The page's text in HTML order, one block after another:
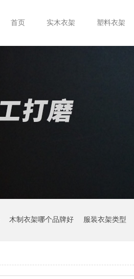
首页 实木衣架 塑料衣架
木制衣架哪个品牌好 服装衣架类型